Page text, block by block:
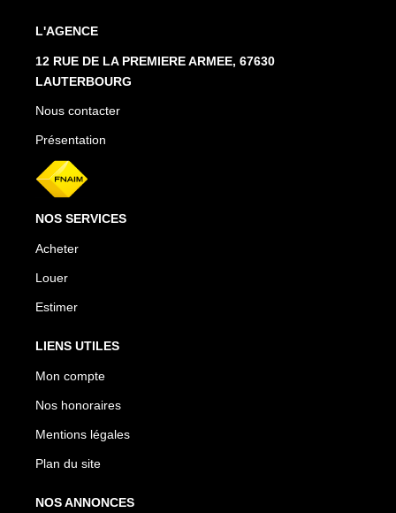
L'AGENCE
12 RUE DE LA PREMIERE ARMEE, 67630
LAUTERBOURG
03.88.94.35.37
Nous contacter
Présentation
NOS SERVICES
Acheter
Louer
Estimer
LIENS UTILES
Mon compte
Nos honoraires
Mentions légales
Plan du site
NOS ANNONCES